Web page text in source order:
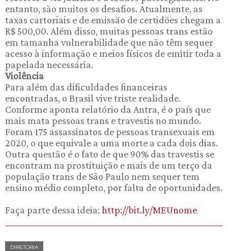
entanto, são muitos os desafios. Atualmente, as
taxas cartoriais e de emissão de certidões chegam a
R$ 500,00. Além disso, muitas pessoas trans estão
em tamanha vulnerabilidade que não têm sequer
acesso à informação e meios físicos de emitir toda a
papelada necessária.
Violência
Para além das dificuldades financeiras
encontradas, o Brasil vive triste realidade.
Conforme aponta relatório da Antra, é o país que
mais mata pessoas trans e travestis no mundo.
Foram 175 assassinatos de pessoas transexuais em
2020, o que equivale a uma morte a cada dois dias.
Outra questão é o fato de que 90% das travestis se
encontram na prostituição e mais de um terço da
população trans de São Paulo nem sequer tem
ensino médio completo, por falta de oportunidades.
Faça parte dessa ideia: http://bit.ly/MEUnome
DIRETORIA